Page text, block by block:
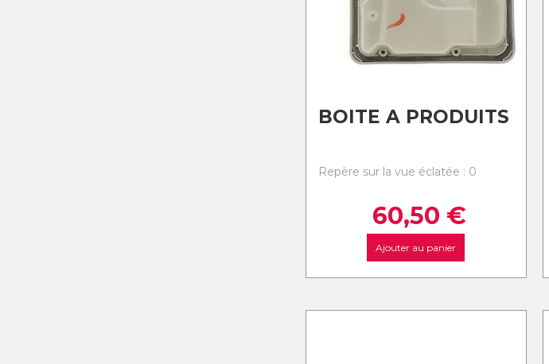
BOITE A PRODUITS
Repère sur la vue éclatée : 0
60,50 €
Ajouter au panier